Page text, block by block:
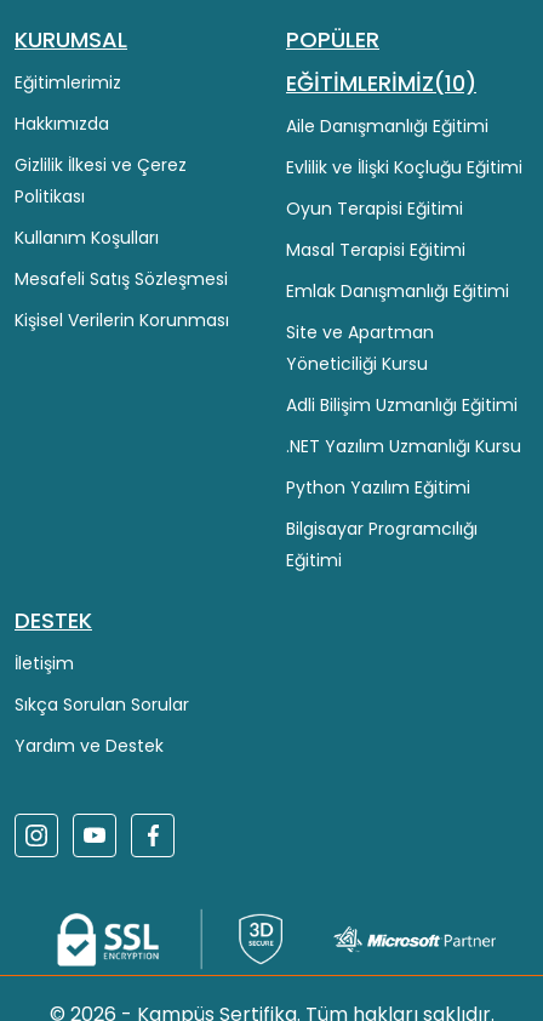
KURUMSAL
Eğitimlerimiz
Hakkımızda
Gizlilik İlkesi ve Çerez
Politikası
Kullanım Koşulları
Mesafeli Satış Sözleşmesi
Kişisel Verilerin Korunması
POPÜLER
EĞİTİMLERİMİZ(10)
Aile Danışmanlığı Eğitimi
Evlilik ve İlişki Koçluğu Eğitimi
Oyun Terapisi Eğitimi
Masal Terapisi Eğitimi
Emlak Danışmanlığı Eğitimi
Site ve Apartman
Yöneticiliği Kursu
Adli Bilişim Uzmanlığı Eğitimi
.NET Yazılım Uzmanlığı Kursu
Python Yazılım Eğitimi
Bilgisayar Programcılığı
Eğitimi
DESTEK
İletişim
Sıkça Sorulan Sorular
Yardım ve Destek
© 2026 - Kampüs Sertifika. Tüm hakları saklıdır.